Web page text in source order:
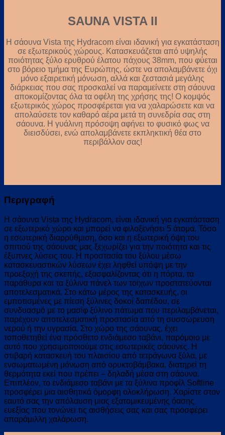
SAUNA VISTA II
Η σάουνα Vista της Hydracom είναι ιδανική για εγκατάσταση
σε εξωτερικούς χώρους. Κατασκευάζεται από υψηλής
ποιότητας ξύλο ερυθρού έλατου πάχους 38mm, που φύεται
στο βόρειο τμήμα της Ευρώπης, ώστε να απολαμβάνετε όχι
μόνο εξαιρετική μόνωση, αλλά και ζεστασιά μεγάλης
διάρκειας που σας προσκαλεί να παραμείνετε στη σάουνα
αποκομίζοντας όλα τα οφέλη της χρήσης της! Ο κομψός
εξωτερικός χώρος προσφέρεται για να χαλαρώσετε και να
απολαύσετε τον καθαρό αέρα μετά τη συνεδρία σας στη
σάουνα. Η γυάλινη πρόσοψη αφήνει το φυσικό φως να
διεισδύσει, ενώ απολαμβάνετε εκπληκτική θέα στο
περιβάλλον σας!
Περιγραφή
Η σάουνα Vista της Hydracom, είναι ιδανική για εγκατάσταση
σε εξωτερικό χώρο και μπορεί να φιλοξενήσει 5 άτομα. Τόσο
η εσωτερική διαρρύθμιση, όσο και η εξωτερική όψη του
σπιτιού της σάουνας μας ξεχωρίζει για την ποιότητα και τις
έξυπνες λύσεις του. Η προστασία του ξύλου μέσω
κατασκευαστικών λύσεων έχει ληφθεί υπόψη με την
προεξοχή της σκεπής, εξασφαλίζοντας ότι η πόρτα, τα
παράθυρα και τα ξύλινα πάνελ των τοίχων προστατεύονται
αποτελεσματικά. Στο κάτω μέρος της κατασκευής, οι
εμποτισμένες με πίεση ξύλινες δοκοί δαπέδου, σε
συνδυασμό με το μασίφ ξύλινο πάτωμα που περιλαμβάνεται,
παρέχουν αποτελεσματική προστασία από τη συσσώρευση
νερού ή την υγρασία. Στο χώρο της σάουνας, έχει
τοποθετηθεί ένα πρόσθετο ενδιάμεσο ταβάνι, παρόμοιο με
αυτό που χρησιμοποιούμε στις εσωτερικές σάουνες. Η
στιβαρή κατασκευή του πλαισίου από τετράγωνα ξύλα, με
ενσωματωμένη μόνωση από ορυκτοβάμβακα, διατηρεί τη
θερμότητα εκεί που πρέπει – δηλαδή μέσα στη σάουνα.
Επιπλέον, το ενδιάμεσο ταβάνι με τα ξύλινα προφίλ Softline
προσφέρει μια αισθητικά όμορφη ολοκλήρωση. Χαρίστε στον
εαυτό σας την απόλαυση μιας εξατομικευμένης όασης
ευεξίας που τονώνει τις αισθήσεις σας και σας προσφέρει
απαράμιλλη χαλάρωση.